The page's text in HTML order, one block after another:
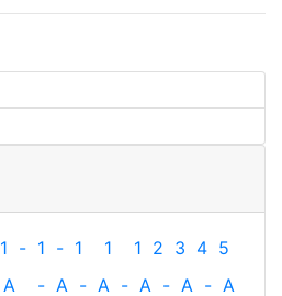
1 - 1 - 1 1 1 2 3 4 5
A - A - A - A - A - A